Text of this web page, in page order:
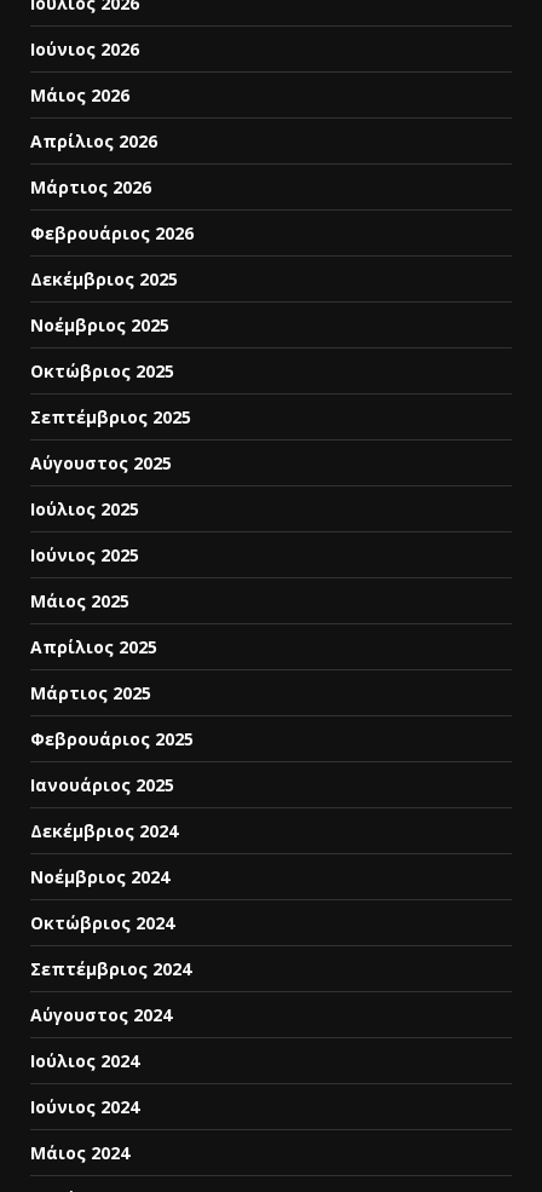
Ιούνιος 2026
Μάιος 2026
Απρίλιος 2026
Μάρτιος 2026
Φεβρουάριος 2026
Δεκέμβριος 2025
Νοέμβριος 2025
Οκτώβριος 2025
Σεπτέμβριος 2025
Αύγουστος 2025
Ιούλιος 2025
Ιούνιος 2025
Μάιος 2025
Απρίλιος 2025
Μάρτιος 2025
Φεβρουάριος 2025
Ιανουάριος 2025
Δεκέμβριος 2024
Νοέμβριος 2024
Οκτώβριος 2024
Σεπτέμβριος 2024
Αύγουστος 2024
Ιούλιος 2024
Ιούνιος 2024
Μάιος 2024